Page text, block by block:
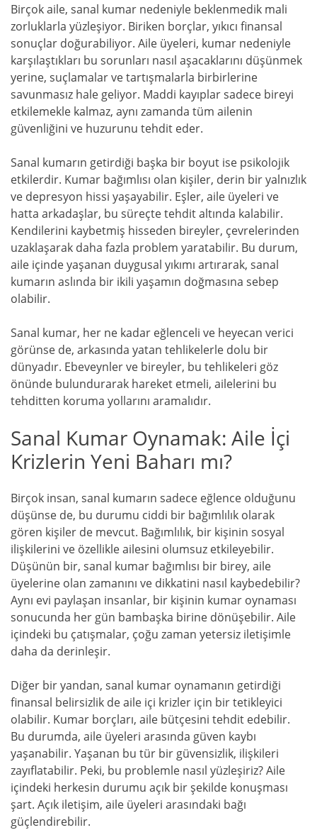
Birçok aile, sanal kumar nedeniyle beklenmedik mali
zorluklarla yüzleşiyor. Biriken borçlar, yıkıcı finansal
sonuçlar doğurabiliyor. Aile üyeleri, kumar nedeniyle
karşılaştıkları bu sorunları nasıl aşacaklarını düşünmek
yerine, suçlamalar ve tartışmalarla birbirlerine
savunmasız hale geliyor. Maddi kayıplar sadece bireyi
etkilemekle kalmaz, aynı zamanda tüm ailenin
güvenliğini ve huzurunu tehdit eder.
Sanal kumarın getirdiği başka bir boyut ise psikolojik
etkilerdir. Kumar bağımlısı olan kişiler, derin bir yalnızlık
ve depresyon hissi yaşayabilir. Eşler, aile üyeleri ve
hatta arkadaşlar, bu süreçte tehdit altında kalabilir.
Kendilerini kaybetmiş hisseden bireyler, çevrelerinden
uzaklaşarak daha fazla problem yaratabilir. Bu durum,
aile içinde yaşanan duygusal yıkımı artırarak, sanal
kumarın aslında bir ikili yaşamın doğmasına sebep
olabilir.
Sanal kumar, her ne kadar eğlenceli ve heyecan verici
görünse de, arkasında yatan tehlikelerle dolu bir
dünyadır. Ebeveynler ve bireyler, bu tehlikeleri göz
önünde bulundurarak hareket etmeli, ailelerini bu
tehditten koruma yollarını aramalıdır.
Sanal Kumar Oynamak: Aile İçi
Krizlerin Yeni Baharı mı?
Birçok insan, sanal kumarın sadece eğlence olduğunu
düşünse de, bu durumu ciddi bir bağımlılık olarak
gören kişiler de mevcut. Bağımlılık, bir kişinin sosyal
ilişkilerini ve özellikle ailesini olumsuz etkileyebilir.
Düşünün bir, sanal kumar bağımlısı bir birey, aile
üyelerine olan zamanını ve dikkatini nasıl kaybedebilir?
Aynı evi paylaşan insanlar, bir kişinin kumar oynaması
sonucunda her gün bambaşka birine dönüşebilir. Aile
içindeki bu çatışmalar, çoğu zaman yetersiz iletişimle
daha da derinleşir.
Diğer bir yandan, sanal kumar oynamanın getirdiği
finansal belirsizlik de aile içi krizler için bir tetikleyici
olabilir. Kumar borçları, aile bütçesini tehdit edebilir.
Bu durumda, aile üyeleri arasında güven kaybı
yaşanabilir. Yaşanan bu tür bir güvensizlik, ilişkileri
zayıflatabilir. Peki, bu problemle nasıl yüzleşiriz? Aile
içindeki herkesin durumu açık bir şekilde konuşması
şart. Açık iletişim, aile üyeleri arasındaki bağı
güçlendirebilir.